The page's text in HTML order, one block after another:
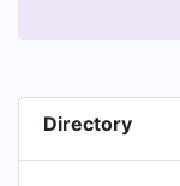
Directory